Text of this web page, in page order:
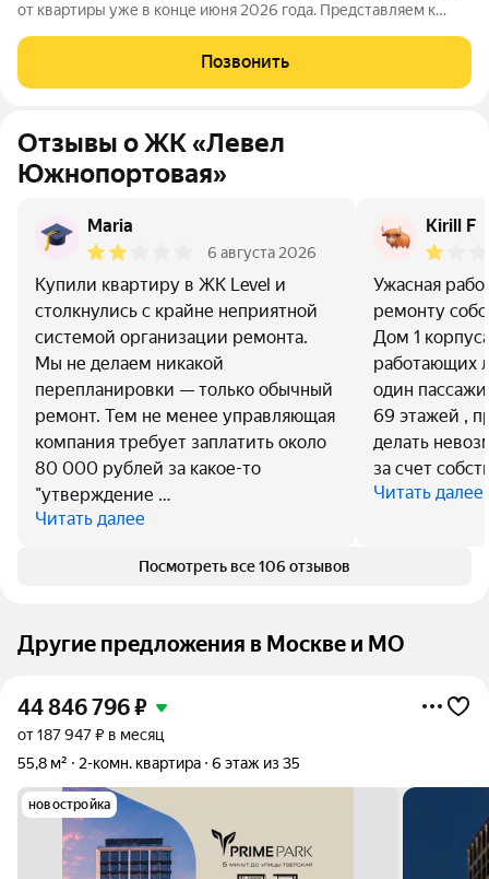
от квартиры уже в конце июня 2026 года. Представляем к
площадью 63,2 кв.м. в уже построенном корпусе жилого
комплекса Level Южнопортовая от
Позвонить
Отзывы о ЖК «Левел
Южнопортовая»
Maria
6 августа 2026
Купили квартиру в ЖК Level и
столкнулись с крайне неприятной
системой организации ремонта.
Мы не делаем никакой
перепланировки — только обычный
ремонт. Тем не менее управляющая
компания требует заплатить около
80 000 рублей за какое-то
"утверждение …
Читать далее
Kirill F
Ужасная
ремонту
Дом 1
работающих
один
69 этажей ,
делать
за счет
Читать далее
Посмотреть все 106 отзывов
Другие предложения в Москве и МО
44 846 796₽
от 187 947 ₽ в месяц
55,8 м²
2-комн. квартира 6 этаж из 35
новостройка